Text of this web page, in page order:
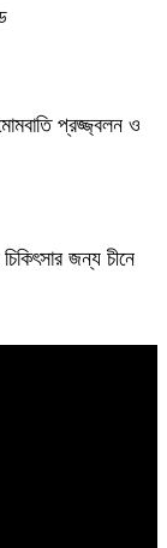
প্রজ্জ্বলন ও
জন্য চীনে